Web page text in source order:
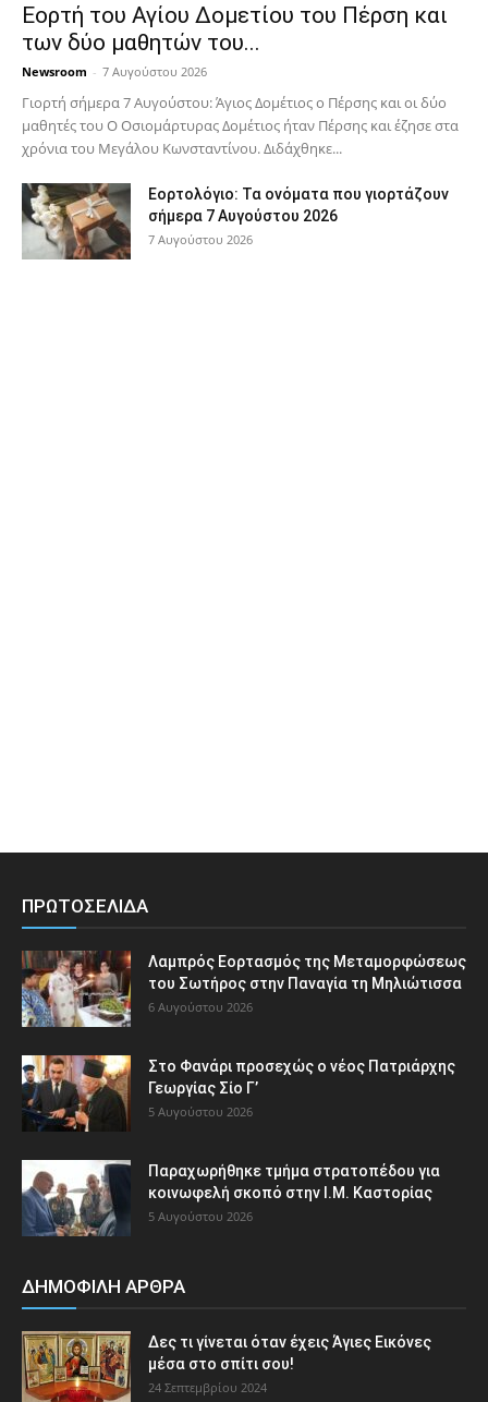
Εορτή του Αγίου Δομετίου του Πέρση και
των δύο μαθητών του...
Newsroom - 7 Αυγούστου 2026
Γιορτή σήμερα 7 Αυγούστου: Άγιος Δομέτιος ο Πέρσης και οι δύο
μαθητές του Ο Oσιομάρτυρας Δομέτιος ήταν Πέρσης και έζησε στα
χρόνια του Μεγάλου Κωνσταντίνου. Διδάχθηκε...
Εορτολόγιο: Τα ονόματα που γιορτάζουν
σήμερα 7 Αυγούστου 2026
7 Αυγούστου 2026
ΠΡΩΤΟΣΕΛΙΔΑ
Λαμπρός Εορτασμός της Μεταμορφώσεως
του Σωτήρος στην Παναγία τη Μηλιώτισσα
6 Αυγούστου 2026
Στο Φανάρι προσεχώς ο νέος Πατριάρχης
Γεωργίας Σίο Γ’
5 Αυγούστου 2026
Παραχωρήθηκε τμήμα στρατοπέδου για
κοινωφελή σκοπό στην Ι.Μ. Καστορίας
5 Αυγούστου 2026
ΔΗΜΟΦΙΛΗ ΑΡΘΡΑ
Δες τι γίνεται όταν έχεις Άγιες Εικόνες
μέσα στο σπίτι σου!
24 Σεπτεμβρίου 2024